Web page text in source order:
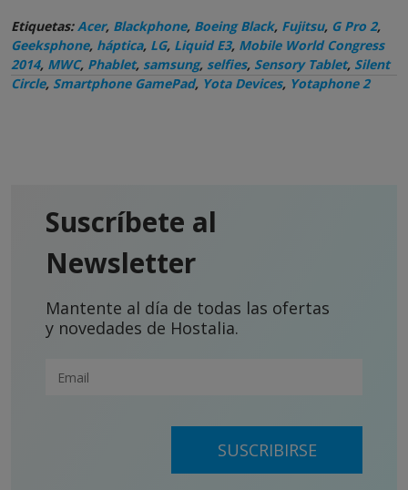
Etiquetas:Acer, Blackphone, Boeing Black, Fujitsu, G Pro 2,
Geeksphone, háptica, LG, Liquid E3, Mobile World Congress
2014, MWC, Phablet, samsung, selfies, Sensory Tablet, Silent
Circle, Smartphone GamePad, Yota Devices, Yotaphone 2
Suscríbete al
Newsletter
Mantente al día de todas las ofertas
y novedades de Hostalia.
SUSCRIBIRSE